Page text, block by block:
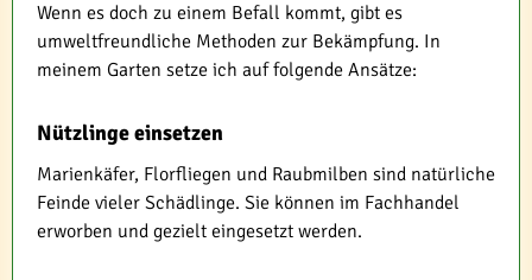
Wenn es doch zu einem Befall kommt, gibt es
umweltfreundliche Methoden zur Bekämpfung. In
meinem Garten setze ich auf folgende Ansätze:
Nützlinge einsetzen
Marienkäfer, Florfliegen und Raubmilben sind natürliche
Feinde vieler Schädlinge. Sie können im Fachhandel
erworben und gezielt eingesetzt werden.